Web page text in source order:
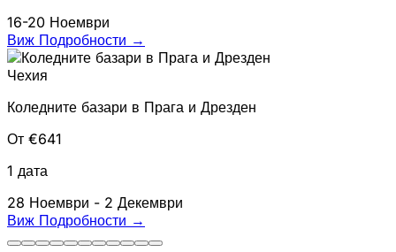
16-20 Ноември
Виж Подробности →
Чехия
Коледните базари в Прага и Дрезден
От €641
1 дата
28 Ноември - 2 Декември
Виж Подробности →